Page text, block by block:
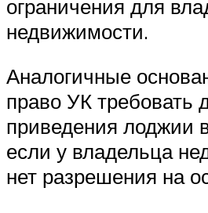
ограничения для
недвижимости.
Аналогичные
право УК требовать
приведения лоджии
если у владельца
нет разрешения на